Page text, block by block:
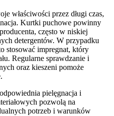
właściwości przez długi czas,
Kurtki puchowe powinny
często w niskiej
detergentów. W przypadku
stosować impregnat, który
Regularne sprawdzanie i
oraz kieszeni pomoże
pielęgnacja i
pozwolą na
potrzeb i warunków